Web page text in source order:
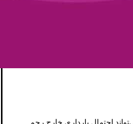
احتمال بارداری خارج رحم